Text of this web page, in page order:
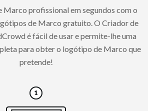
Marco profissional em segundos com o
de Marco gratuito. O Criador de
é fácil de usar e permite-lhe uma
para obter o logótipo de Marco que
pretende!